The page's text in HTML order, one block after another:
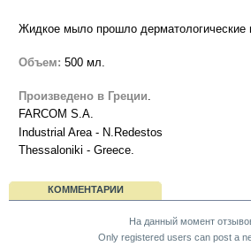
Жидкое мыло прошло дерматологические
Объем: 500 мл.
Произведено в Греции
FARCOM S.A.
Industrial Area - N.Redestos
Thessaloniki - Greece.
КОММЕНТАРИИ
На данный момент
Only registered users can post a